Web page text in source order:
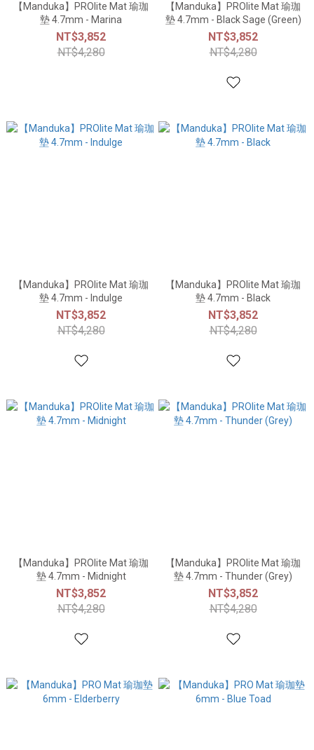
【Manduka】PROlite Mat 瑜珈
墊 4.7mm - Marina
NT$3,852
NT$4,280
【Manduka】PROlite Mat 瑜珈
墊 4.7mm - Black Sage (Green)
NT$3,852
NT$4,280
【Manduka】PROlite Mat 瑜珈
墊 4.7mm - Indulge
NT$3,852
NT$4,280
【Manduka】PROlite Mat 瑜珈
墊 4.7mm - Black
NT$3,852
NT$4,280
【Manduka】PROlite Mat 瑜珈
墊 4.7mm - Midnight
NT$3,852
NT$4,280
【Manduka】PROlite Mat 瑜珈
墊 4.7mm - Thunder (Grey)
NT$3,852
NT$4,280